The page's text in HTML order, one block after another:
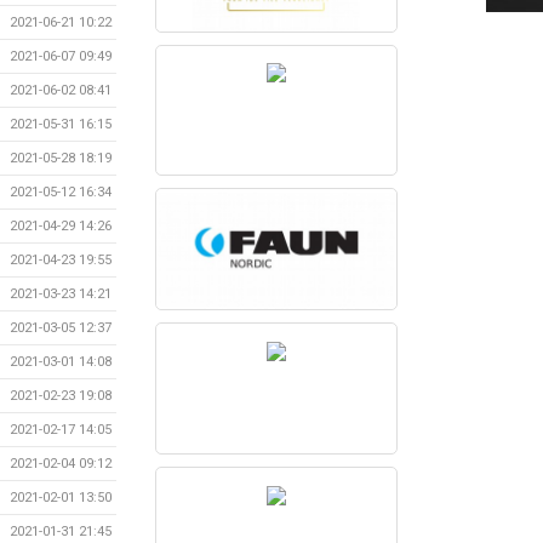
2021-06-21 10:22
2021-06-07 09:49
2021-06-02 08:41
2021-05-31 16:15
2021-05-28 18:19
2021-05-12 16:34
2021-04-29 14:26
2021-04-23 19:55
2021-03-23 14:21
2021-03-05 12:37
2021-03-01 14:08
2021-02-23 19:08
2021-02-17 14:05
2021-02-04 09:12
2021-02-01 13:50
2021-01-31 21:45